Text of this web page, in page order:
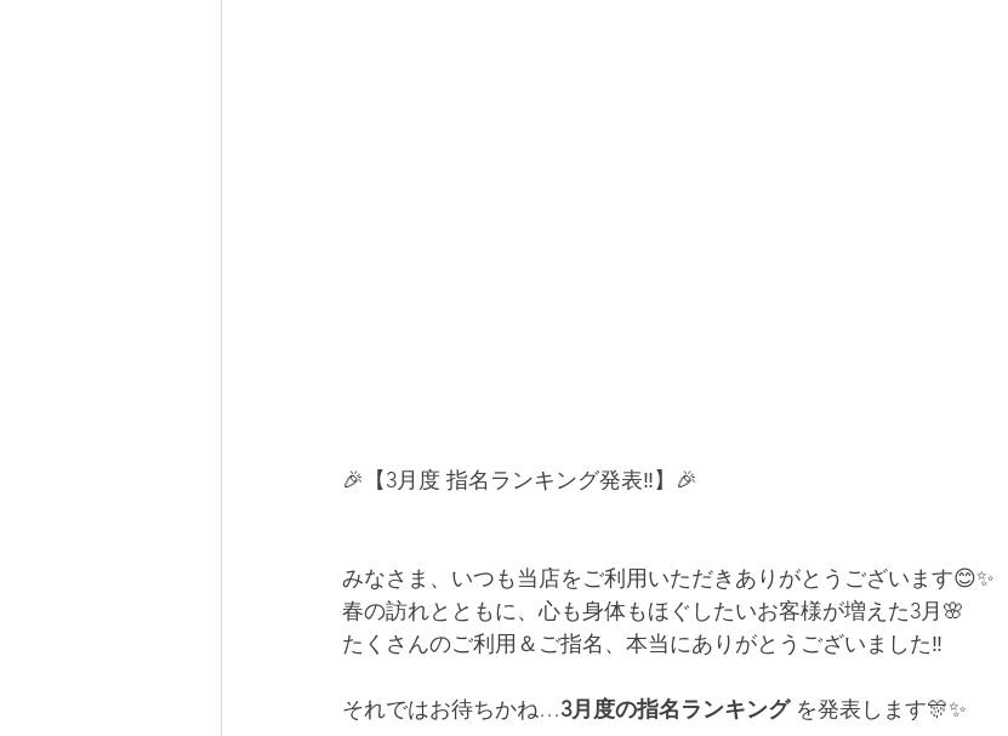
🎉【3月度 指名ランキング発表‼️】🎉
みなさま、いつも当店をご利用いただきありがとうございます😊✨
春の訪れとともに、心も身体もほぐしたいお客様が増えた3月🌸
たくさんのご利用＆ご指名、本当にありがとうございました‼️
それではお待ちかね…3月度の指名ランキング を発表します🎊✨